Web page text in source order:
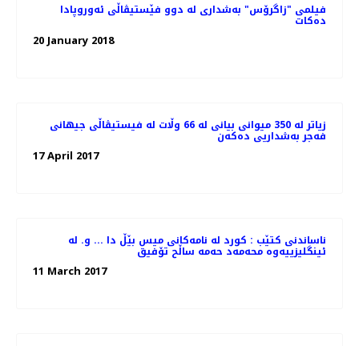
فیلمی "زاگرۆس" بەشداری لە دوو فێستیڤاڵی ئەوروپادا
دەکات
20 January 2018
زیاتر لە 350 میوانی بیانی لە 66 وڵات لە فیستیڤاڵی جیهانی
فەجر بەشداریی دەکەن
17 April 2017
ناساندنی کتێب : کورد لە نامەکانی میس بێڵ دا ... و. لە
ئینگلیزییەوە محەمەد حەمە ساڵح تۆفیق
11 March 2017